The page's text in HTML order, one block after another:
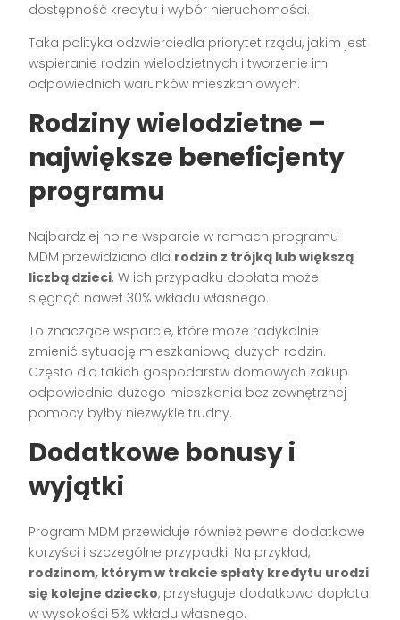
dostępność kredytu i wybór nieruchomości.
Taka polityka odzwierciedla priorytet rządu, jakim jest
wspieranie rodzin wielodzietnych i tworzenie im
odpowiednich warunków mieszkaniowych.
Rodziny wielodzietne –
największe beneficjenty
programu
Najbardziej hojne wsparcie w ramach programu
MDM przewidziano dla rodzin z trójką lub większą
liczbą dzieci. W ich przypadku dopłata może
sięgnąć nawet 30% wkładu własnego.
To znaczące wsparcie, które może radykalnie
zmienić sytuację mieszkaniową dużych rodzin.
Często dla takich gospodarstw domowych zakup
odpowiednio dużego mieszkania bez zewnętrznej
pomocy byłby niezwykle trudny.
Dodatkowe bonusy i
wyjątki
Program MDM przewiduje również pewne dodatkowe
korzyści i szczególne przypadki. Na przykład,
rodzinom, którym w trakcie spłaty kredytu urodzi
się kolejne dziecko, przysługuje dodatkowa dopłata
w wysokości 5% wkładu własnego.